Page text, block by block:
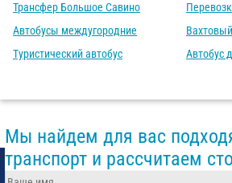
Трансфер Большое Савино
Автобусы междугородние
Туристический автобус
Автобус
Мы найдем для вас
транспорт и рассчитаем